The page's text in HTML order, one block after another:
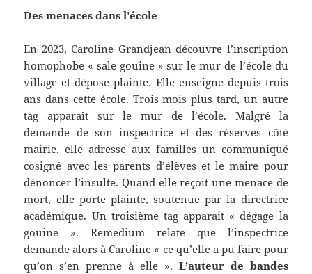
Des menaces dans l’école
En 2023, Caroline Grandjean découvre l’inscription
homophobe « sale gouine » sur le mur de l’école du
village et dépose plainte. Elle enseigne depuis trois
ans dans cette école. Trois mois plus tard, un autre
tag apparaît sur le mur de l’école. Malgré la
demande de son inspectrice et des réserves côté
mairie, elle adresse aux familles un communiqué
cosigné avec les parents d’élèves et le maire pour
dénoncer l’insulte. Quand elle reçoit une menace de
mort, elle porte plainte, soutenue par la directrice
académique. Un troisième tag apparait « dégage la
gouine ». Remedium relate que l’inspectrice
demande alors à Caroline « ce qu’elle a pu faire pour
qu’on s’en prenne à elle ». L’auteur de bandes